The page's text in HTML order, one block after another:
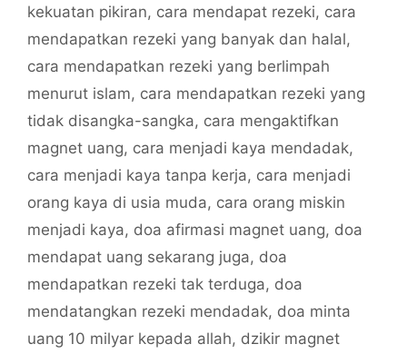
kekuatan pikiran, cara mendapat rezeki, cara
mendapatkan rezeki yang banyak dan halal,
cara mendapatkan rezeki yang berlimpah
menurut islam, cara mendapatkan rezeki yang
tidak disangka-sangka, cara mengaktifkan
magnet uang, cara menjadi kaya mendadak,
cara menjadi kaya tanpa kerja, cara menjadi
orang kaya di usia muda, cara orang miskin
menjadi kaya, doa afirmasi magnet uang, doa
mendapat uang sekarang juga, doa
mendapatkan rezeki tak terduga, doa
mendatangkan rezeki mendadak, doa minta
uang 10 milyar kepada allah, dzikir magnet